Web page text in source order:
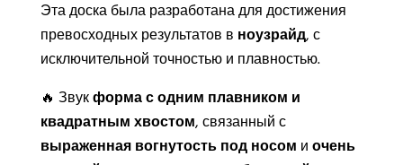
Эта доска была разработана для достижения
превосходных результатов в ноузрайд, с
исключительной точностью и плавностью.
🔥 Звукформа с одним плавником и
квадратным хвостом, связанный с
выраженная вогнутость под носом и очень